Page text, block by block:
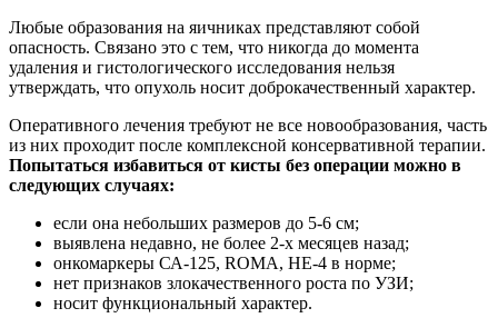
Любые образования на яичниках представляют собой
опасность. Связано это с тем, что никогда до момента
удаления и гистологического исследования нельзя
утверждать, что опухоль носит доброкачественный характер.
Оперативного лечения требуют не все новообразования, часть
из них проходит после комплексной консервативной терапии.
Попытаться избавиться от кисты без операции можно в
следующих случаях:
если она небольших размеров до 5-6 см;
выявлена недавно, не более 2-х месяцев назад;
онкомаркеры СА-125, ROMA, НЕ-4 в норме;
нет признаков злокачественного роста по УЗИ;
носит функциональный характер.